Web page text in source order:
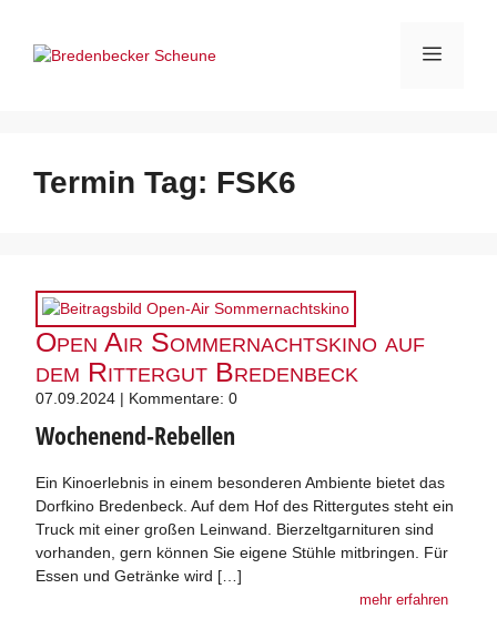
springen
Menü
Termin Tag: FSK6
Open Air Sommernachtskino auf
dem Rittergut Bredenbeck
07.09.2024 | Kommentare: 0
Wochenend-Rebellen
Ein Kinoerlebnis in einem besonderen Ambiente bietet das
Dorfkino Bredenbeck. Auf dem Hof des Rittergutes steht ein
Truck mit einer großen Leinwand. Bierzeltgarnituren sind
vorhanden, gern können Sie eigene Stühle mitbringen. Für
Essen und Getränke wird […]
mehr erfahren